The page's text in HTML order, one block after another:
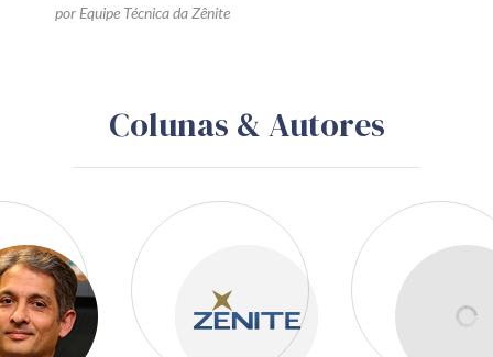
por Equipe Técnica da Zênite
Colunas & Autores